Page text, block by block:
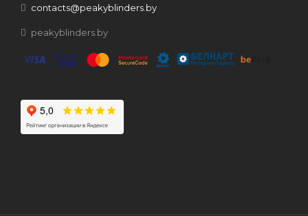
contacts@peakyblinders.by
peakyblinders.by